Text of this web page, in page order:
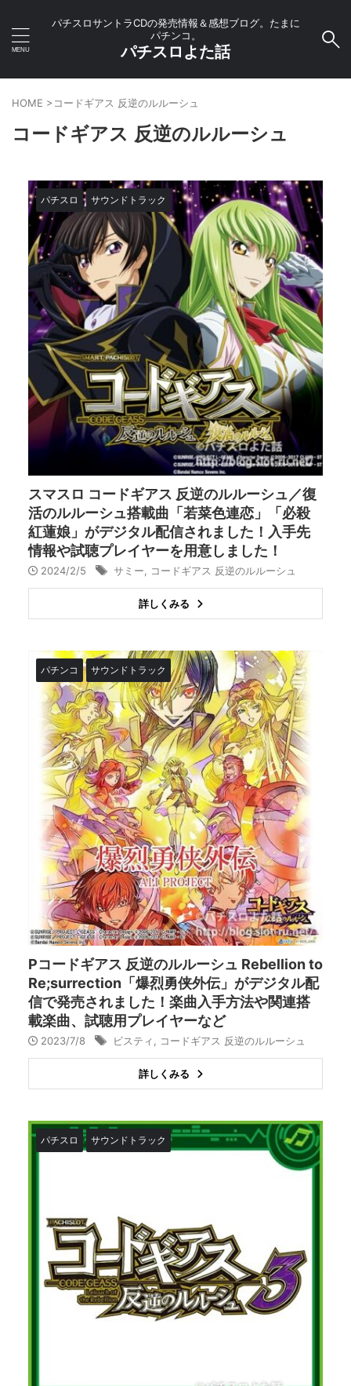
パチスロサントラCDの発売情報＆感想ブログ。たまに
パチンコ。
パチスロよた話
HOME >コードギアス 反逆のルルーシュ
コードギアス 反逆のルルーシュ
パチスロ サウンドトラック
スマスロ コードギアス 反逆のルルーシュ／復
活のルルーシュ搭載曲「若菜色連恋」「必殺
紅蓮娘」がデジタル配信されました！入手先
情報や試聴プレイヤーを用意しました！
2024/2/5 サミー コードギアス 反逆のルルーシュ
詳しくみる
パチンコ サウンドトラック
Pコードギアス 反逆のルルーシュ Rebellion to
Re;surrection「爆烈勇侠外伝」がデジタル配
信で発売されました！楽曲入手方法や関連搭
載楽曲、試聴用プレイヤーなど
2023/7/8 ビスティ, コードギアス 反逆のルルーシュ
詳しくみる
パチスロ サウンドトラック